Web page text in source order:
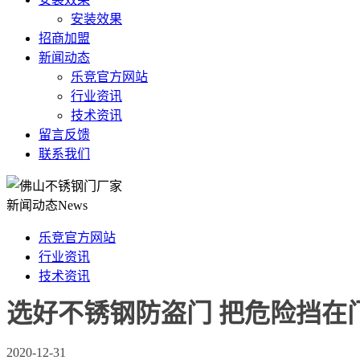
安装效果
招商加盟
新闻动态
乐竞官方网站
行业资讯
技术资讯
留言反馈
联系我们
新闻动态News
乐竞官方网站
行业资讯
技术资讯
选好不锈钢防盗门 把危险挡在
2020-12-31